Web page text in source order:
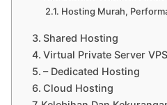
Hosting Murah,
Shared Hosting
Virtual Private Server
– Dedicated Hosting
Cloud Hosting